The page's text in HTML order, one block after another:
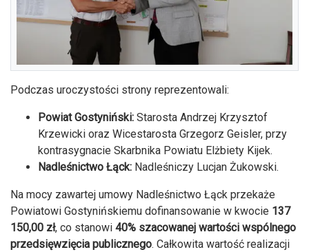
Podczas uroczystości strony reprezentowali:
Powiat Gostyniński: Starosta Andrzej Krzysztof
Krzewicki oraz Wicestarosta Grzegorz Geisler, przy
kontrasygnacie Skarbnika Powiatu Elżbiety Kijek.
Nadleśnictwo Łąck: Nadleśniczy Lucjan Żukowski.
Na mocy zawartej umowy Nadleśnictwo Łąck przekaże
Powiatowi Gostynińskiemu dofinansowanie w kwocie 137
150,00 zł, co stanowi 40% szacowanej wartości wspólnego
przedsięwzięcia publicznego. Całkowita wartość realizacji